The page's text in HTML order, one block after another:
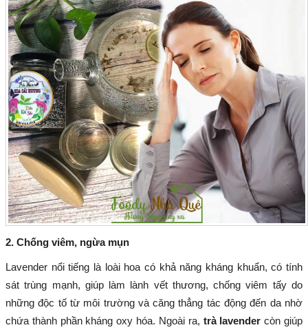
2. Chống viêm, ngừa mụn
Lavender nổi tiếng là loài hoa có khả năng kháng khuẩn, có tính
sát trùng mạnh, giúp làm lành vết thương, chống viêm tấy do
những độc tố từ môi trường và căng thẳng tác động đến da nhờ
chứa thành phần kháng oxy hóa. Ngoài ra, trà lavender còn giúp